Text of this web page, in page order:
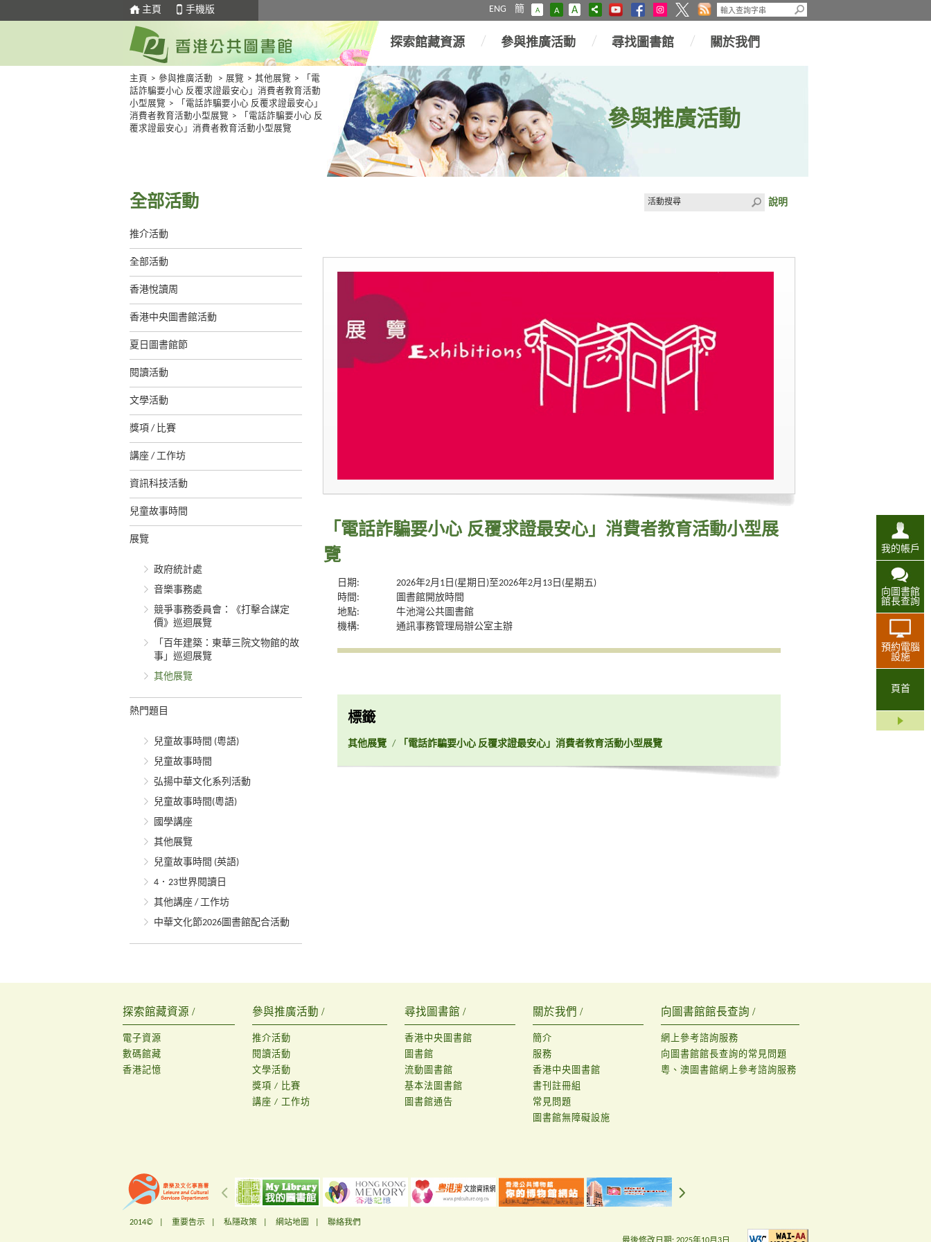
主頁 手機版 ENG 簡 A A A
我的帳戶
向圖書館
館長查詢
預約電腦
設施
頁首
探索館藏資源 參與推廣活動 尋找圖書館 關於我們
主頁 > 參與推廣活動 > 展覽 > 其他展覽 >
「電
話詐騙要小心 反覆求證最安心」消費者教育活動
小型展覽 >
「電話詐騙要小心 反覆求證最安心」
消費者教育活動小型展覽 >
「電話詐騙要小心 反
覆求證最安心」消費者教育活動小型展覽
參與推廣活動
全部活動
推介活動
全部活動
香港悅讀周
香港中央圖書館活動
夏日圖書館節
閱讀活動
文學活動
獎項 / 比賽
講座 / 工作坊
資訊科技活動
兒童故事時間
展覽
政府統計處
音樂事務處
競爭事務委員會：《打擊合謀定
價》巡迴展覽
「百年建築：東華三院文物館的故
事」巡迴展覽
其他展覽
熱門題目
兒童故事時間 (粵語)
兒童故事時間
弘揚中華文化系列活動
兒童故事時間(粵語)
國學講座
其他展覽
兒童故事時間 (英語)
4．23世界閱讀日
其他講座 / 工作坊
中華文化節2026圖書館配合活動
說明
「電話詐騙要小心 反覆求證最安心」消費者教育活動小型展
覽
日期:
2026年2月1日(星期日)至2026年2月13日(星期五)
時間:
圖書館開放時間
地點:
牛池灣公共圖書館
機構:
通訊事務管理局辦公室主辦
標籤
其他展覽 / 「電話詐騙要小心 反覆求證最安心」消費者教育活動小型展覽
探索館藏資源 /
電子資源
數碼館藏
香港記憶
參與推廣活動 /
推介活動
閱讀活動
文學活動
獎項 / 比賽
講座 / 工作坊
尋找圖書館 /
香港中央圖書館
圖書館
流動圖書館
基本法圖書館
圖書館通告
關於我們 /
簡介
服務
香港中央圖書館
書刊註冊組
常見問題
圖書館無障礙設施
向圖書館館長查詢 /
網上參考諮詢服務
向圖書館館長查詢的常見問題
粵、澳圖書館網上參考諮詢服務
2014© | 重要告示 私隱政策 網站地圖 聯絡我們